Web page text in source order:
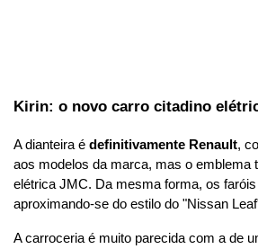
Kirin: o novo carro citadino
A dianteira é definitivamente Renault,
aos modelos da marca, mas o emblema
elétrica JMC. Da mesma forma, os
aproximando-se do estilo do "Nissan
A carroceria é muito parecida com a de